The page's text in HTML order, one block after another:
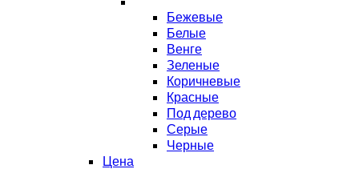
Бежевые
Белые
Венге
Зеленые
Коричневые
Красные
Под дерево
Серые
Черные
Цена